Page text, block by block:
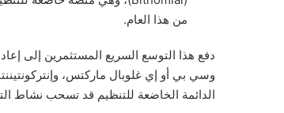
من هذا العام.
دفع هذا التوسع السريع المستثمرين إلى
وسي بي أو إي غلوبال ماركتس،
الدائمة الخاضعة للتنظيم قد تسحب نشاط